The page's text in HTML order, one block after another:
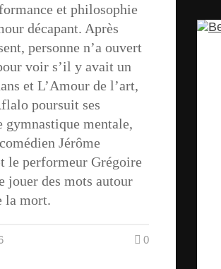
et philosophie
décapant. Après
personne n’a ouvert
voir s’il y avait un
et L’Amour de l’art,
poursuit ses
gymnastique mentale,
Jérôme
le performeur Grégoire
jouer des mots autour
la mort.
0